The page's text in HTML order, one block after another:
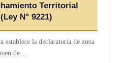
Territorial
N° 9221)
establece la declaratoria de zona
de…